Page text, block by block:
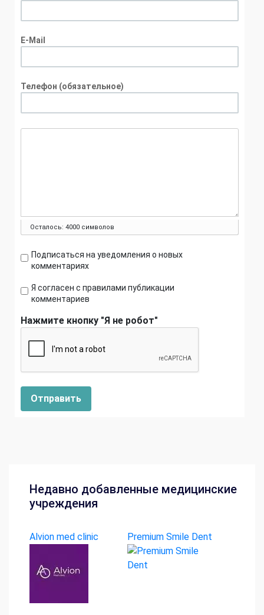
E-Mail
Телефон (обязательное)
Осталось: 4000 символов
Подписаться на уведомления о новых
комментариях
Я согласен с правилами публикации
комментариев
Нажмите кнопку "Я не робот"
Отправить
Недавно добавленные медицинские
учреждения
Alvion med clinic Premium Smile Dent